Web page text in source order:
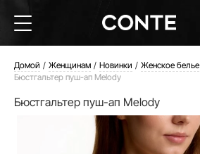
Домой Женщинам Новинки
Женское белье
Бюстгальтер пуш-ап Melody
Бюстгальтер пуш-ап Melody